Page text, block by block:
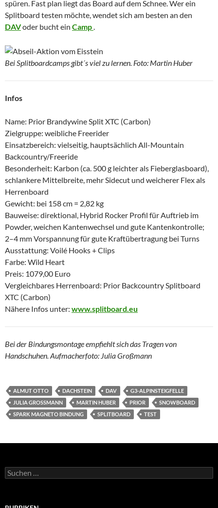
spüren. Fast plan liegt das Board auf dem Schnee. Wer ein
Splitboard testen möchte, wendet sich am besten an den
DAVoder bucht ein Camp.
Bei Splitboardcamps gibt´s viel zu lernen. Foto: Martin Huber
Infos
Name: Prior Brandywine Split XTC (Carbon)
Zielgruppe: weibliche Freerider
Einsatzbereich: vielseitig, hauptsächlich All-Mountain
Backcountry/Freeride
Besonderheit: Karbon (ca. 500 g leichter als Fieberglasboard),
schlankere Mittelbreite, mehr Sidecut und weicherer Flex als
Herrenboard
Gewicht: bei 158 cm = 2,82 kg
Bauweise: direktional, Hybrid Rocker Profil für Auftrieb im
Powder, weichen Kantenwechsel und gute Kantenkontrolle;
2–4 mm Vorspannung für gute Kraftübertragung bei Turns
Ausstattung: Voilé Hooks + Clips
Farbe: Wild Heart
Preis: 1079,00 Euro
Vergleichbares Herrenboard: Prior Backcountry Splitboard
XTC (Carbon)
Nähere Infos unter: www.splitboard.eu
Bei der Bindungsmontage empfiehlt sich das Tragen von
Handschuhen. Aufmacherfoto: Julia Großmann
ALMUT OTTO DACHSTEIN DAV
G3-ALPINSTEIGFELLE
JULIA GROSSMANN
MARTIN HUBER PRIOR
SNOWBOARD
SPARK MAGNETO BINDUNG
SPLITBOARD TEST
Suchen
nach: